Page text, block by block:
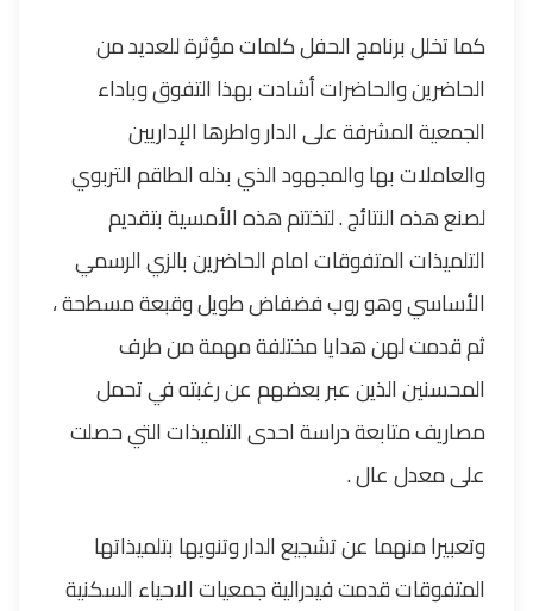
كما تخلل برنامج الحفل كلمات مؤثرة للعديد من
الحاضرين والحاضرات أشادت بهذا التفوق وباداء
الجمعية المشرفة على الدار واطرها الإداريين
والعاملات بها والمجهود الذي بذله الطاقم التربوي
لصنع هذه النتائج . لتختتم هذه الأمسية بتقديم
التلميذات المتفوقات امام الحاضرين بالزي الرسمي
الأساسي وهو روب فضفاض طويل وقبعة مسطحة ،
ثم قدمت لهن هدايا مختلفة مهمة من طرف
المحسنين الذين عبر بعضهم عن رغبته في تحمل
مصاريف متابعة دراسة احدى التلميذات التي حصلت
على معدل عال .
وتعبيرا منهما عن تشجيع الدار وتنويها بتلميذاتها
المتفوقات قدمت فيدرالية جمعيات الاحياء السكنية